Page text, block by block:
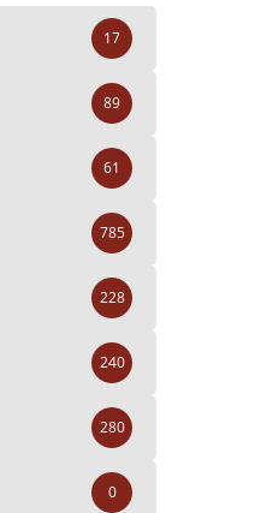
17
89
61
785
228
240
280
0